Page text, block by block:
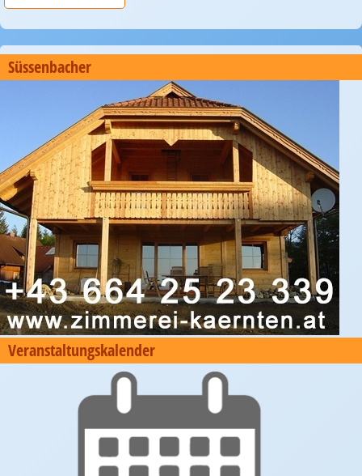
Süssenbacher
Veranstaltungskalender